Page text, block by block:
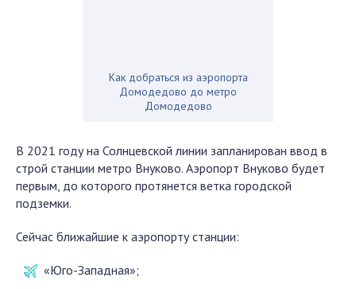
Как добраться из аэропорта
Домодедово до метро
Домодедово
В 2021 году на Солнцевской линии запланирован ввод в
строй станции метро Внуково. Аэропорт Внуково будет
первым, до которого протянется ветка городской
подземки.
Сейчас ближайшие к аэропорту станции:
«Юго-Западная»;